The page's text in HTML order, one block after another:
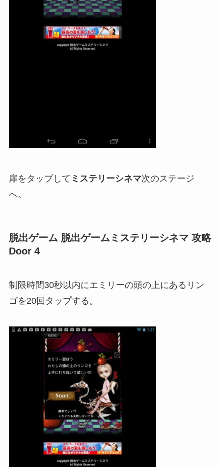
扉をタップして ミステリーシネマ次のステージ
へ。
脱出ゲーム 脱出ゲームミステリーシネマ 攻略
Door 4
制限時間30秒以内にエミリーの頭の上にあるリン
ゴを20回タップする。